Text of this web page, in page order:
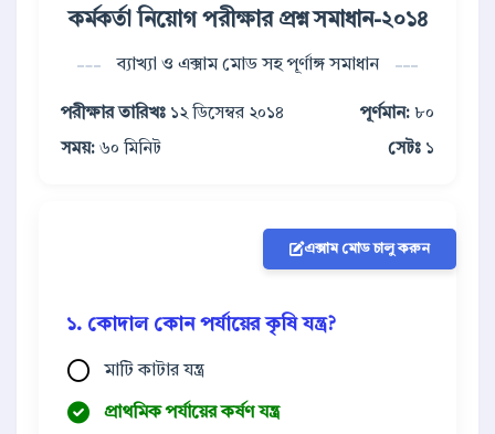
কর্মকর্তা নিয়োগ পরীক্ষার প্রশ্ন সমাধান-২০১৪
ব্যাখ্যা ও এক্সাম মোড সহ পূর্ণাঙ্গ সমাধান
পরীক্ষার তারিখঃ ১২ ডিসেম্বর ২০১৪ পূর্ণমান: ৮০
সময়: ৬০ মিনিট সেটঃ ১
এক্সাম মোড চালু করুন
১. কোদাল কোন পর্যায়ের কৃষি যন্ত্র?
মাটি কাটার যন্ত্র
প্রাথমিক পর্যায়ের কর্ষণ যন্ত্র